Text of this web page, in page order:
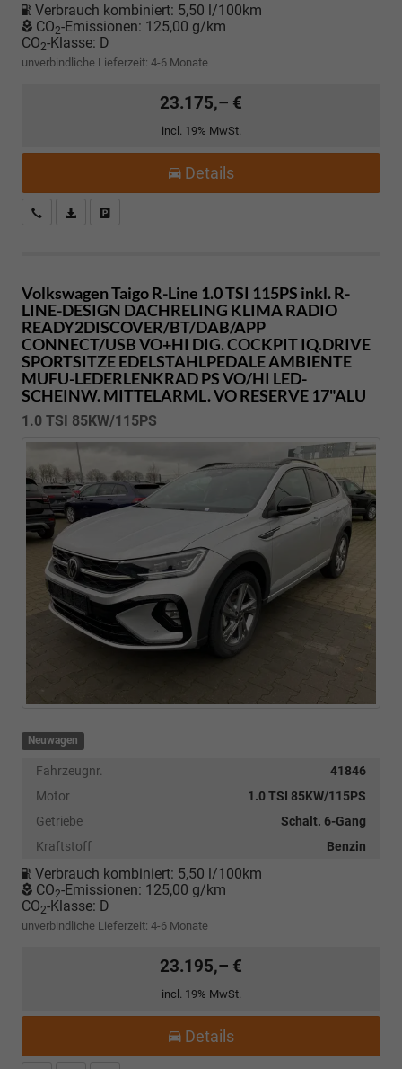
Verbrauch kombiniert: 5,50 l/100km
CO2-Emissionen: 125,00 g/km
CO2-Klasse: D
unverbindliche Lieferzeit: 4-6 Monate
23.175,– €
incl. 19% MwSt.
Details
Kostenloser Rückruf-Service
PDF-Datei, Fahrzeugexposé drucken
Volkswagen TaigoR-Line 1.0 TSI 115PS inkl. R-
LINE-DESIGN DACHRELING KLIMA RADIO
READY2DISCOVER/BT/DAB/APP
CONNECT/USB VO+HI DIG. COCKPIT IQ.DRIVE
SPORTSITZE EDELSTAHLPEDALE AMBIENTE
MUFU-LEDERLENKRAD PS VO/HI LED-
SCHEINW. MITTELARML. VO RESERVE 17"ALU
1.0 TSI 85KW/115PS
Neuwagen
Fahrzeugnr.
41846
Motor
1.0 TSI 85KW/115PS
Getriebe
Schalt. 6-Gang
Kraftstoff
Benzin
Verbrauch kombiniert: 5,50 l/100km
CO2-Emissionen: 125,00 g/km
CO2-Klasse: D
unverbindliche Lieferzeit: 4-6 Monate
23.195,– €
incl. 19% MwSt.
Details